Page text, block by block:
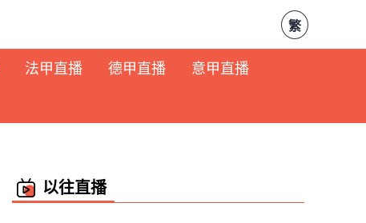
繁
法甲直播 德甲直播
意甲直播
以往直播